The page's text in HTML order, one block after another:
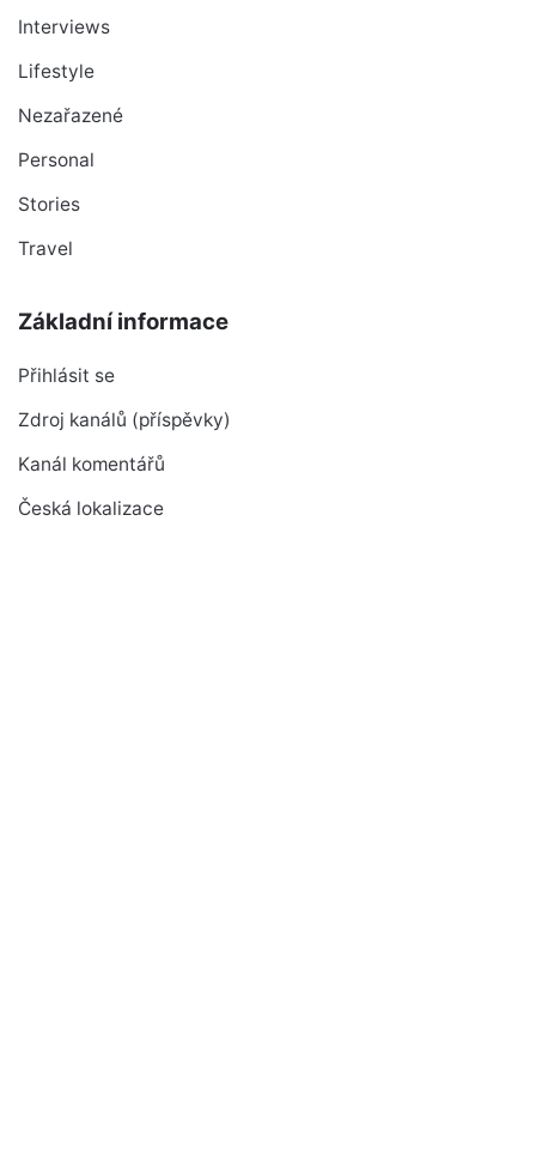
Interviews
Lifestyle
Nezařazené
Personal
Stories
Travel
Základní informace
Přihlásit se
Zdroj kanálů (příspěvky)
Kanál komentářů
Česká lokalizace